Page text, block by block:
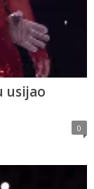
usijao
0